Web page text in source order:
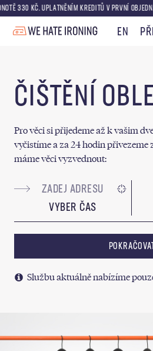
KČ. UPLATNĚNÍM KREDITŮ V PRVNÍ
EN
ČIŠTĚNÍ
Pro věci si přijedeme až k vašim
vyčistíme a za 24 hodin přivezeme
máme věci vyzvednout:
VYBER ČAS
POKRAČOVAT
Službu aktuálně nabízíme